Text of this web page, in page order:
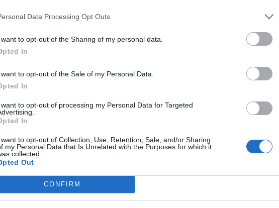
Data Processing Opt Outs
want to opt-out of the Sharing of my personal data.
In
want to opt-out of the Sale of my Personal Data.
In
want to opt-out of processing my Personal Data for Targeted
In
want to opt-out of Collection, Use, Retention, Sale, and/or Sharing
my Personal Data that Is Unrelated with the Purposes for which it
collected.
Out
CONFIRM